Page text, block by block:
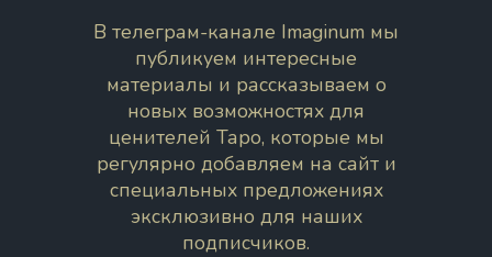
В телеграм-канале Imaginum мы
публикуем интересные
материалы и рассказываем о
новых возможностях для
ценителей Таро, которые мы
регулярно добавляем на сайт и
специальных предложениях
эксклюзивно для наших
подписчиков.